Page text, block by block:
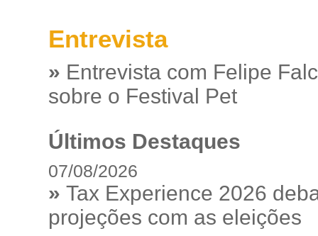
Entrevista
» Entrevista com Felipe
sobre o Festival Pet
Últimos Destaques
07/08/2026
» Tax Experience 2026
projeções com as eleições